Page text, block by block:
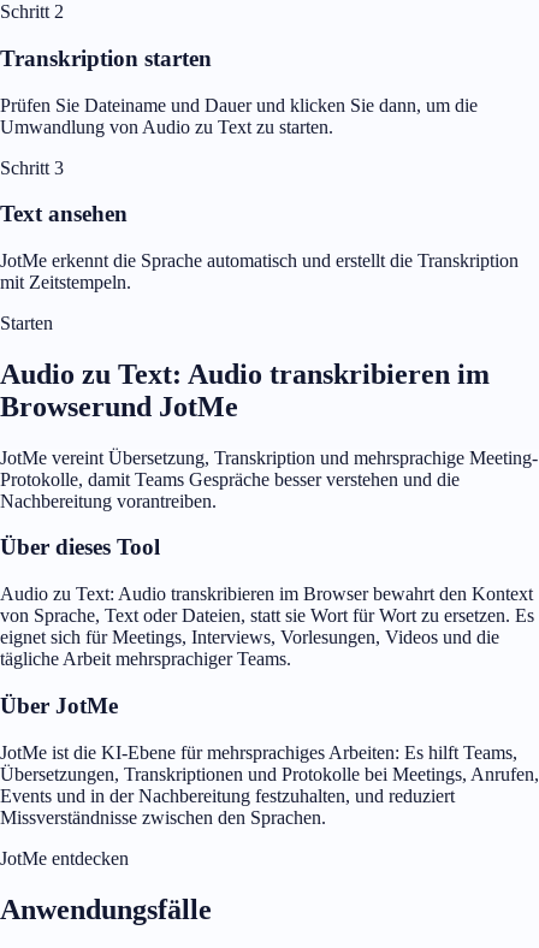
Schritt 2
Transkription starten
Prüfen Sie Dateiname und Dauer und klicken Sie dann, um die
Umwandlung von Audio zu Text zu starten.
Schritt 3
Text ansehen
JotMe erkennt die Sprache automatisch und erstellt die Transkription
mit Zeitstempeln.
Starten
Audio zu Text: Audio transkribieren im
Browserund JotMe
JotMe vereint Übersetzung, Transkription und mehrsprachige Meeting-
Protokolle, damit Teams Gespräche besser verstehen und die
Nachbereitung vorantreiben.
Über dieses Tool
Audio zu Text: Audio transkribieren im Browser bewahrt den Kontext
von Sprache, Text oder Dateien, statt sie Wort für Wort zu ersetzen. Es
eignet sich für Meetings, Interviews, Vorlesungen, Videos und die
tägliche Arbeit mehrsprachiger Teams.
Über JotMe
JotMe ist die KI-Ebene für mehrsprachiges Arbeiten: Es hilft Teams,
Übersetzungen, Transkriptionen und Protokolle bei Meetings, Anrufen,
Events und in der Nachbereitung festzuhalten, und reduziert
Missverständnisse zwischen den Sprachen.
JotMe entdecken
Anwendungsfälle